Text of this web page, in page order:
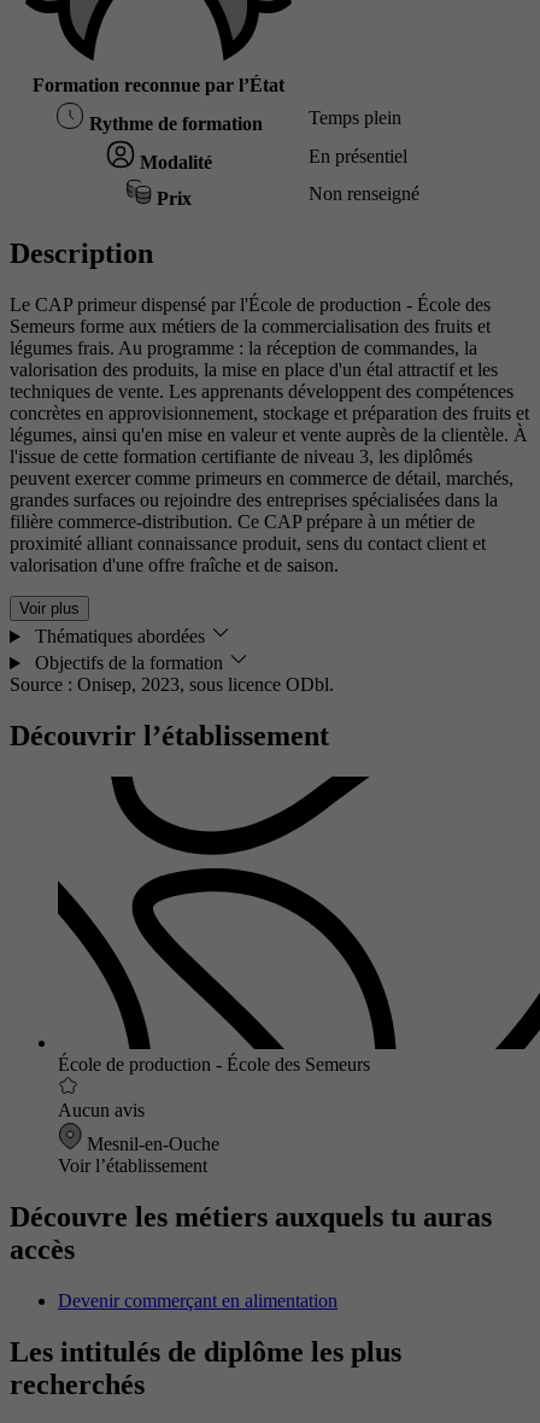
Formation reconnue par l’État
Rythme de formation Temps plein
Modalité En présentiel
Prix Non renseigné
Description
Le CAP primeur dispensé par l'École de production - École des
Semeurs forme aux métiers de la commercialisation des fruits et
légumes frais. Au programme : la réception de commandes, la
valorisation des produits, la mise en place d'un étal attractif et les
techniques de vente. Les apprenants développent des compétences
concrètes en approvisionnement, stockage et préparation des fruits et
légumes, ainsi qu'en mise en valeur et vente auprès de la clientèle. À
l'issue de cette formation certifiante de niveau 3, les diplômés
peuvent exercer comme primeurs en commerce de détail, marchés,
grandes surfaces ou rejoindre des entreprises spécialisées dans la
filière commerce-distribution. Ce CAP prépare à un métier de
proximité alliant connaissance produit, sens du contact client et
valorisation d'une offre fraîche et de saison.
Voir plus
Thématiques abordées
Objectifs de la formation
Source : Onisep, 2023, sous licence ODbl.
Découvrir l’établissement
École de production - École des Semeurs
Aucun avis
Mesnil-en-Ouche
Voir l’établissement
Découvre les métiers auxquels tu auras
accès
Devenir commerçant en alimentation
Les intitulés de diplôme les plus
recherchés